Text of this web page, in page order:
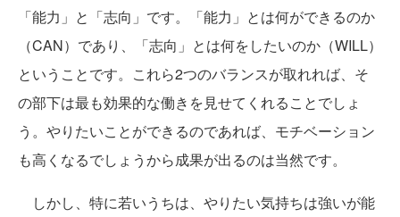
「能力」と「志向」です。「能力」とは何ができるのか
（CAN）であり、「志向」とは何をしたいのか（WILL）
ということです。これら2つのバランスが取れれば、そ
の部下は最も効果的な働きを見せてくれることでしょ
う。やりたいことができるのであれば、モチベーション
も高くなるでしょうから成果が出るのは当然です。
しかし、特に若いうちは、やりたい気持ちは強いが能